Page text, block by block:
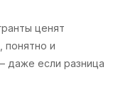
ценят
понятно и
даже если разница